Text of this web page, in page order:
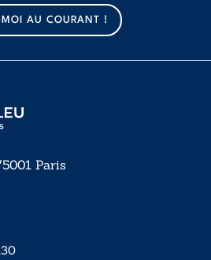
MOI AU COURANT !
Paris